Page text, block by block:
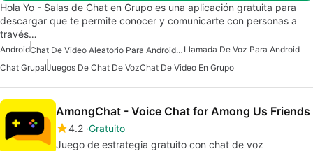
Hola Yo - Salas de Chat en Grupo es una aplicación gratuita para
descargar que te permite conocer y comunicarte con personas a
través…
Android Chat De Video Aleatorio Para Android Gratis Llamada De Voz Para Android
Chat GrupalJuegos De Chat De VozChat De Video En Grupo
AmongChat - Voice Chat for Among Us Friends
4.2 Gratuito
Juego de estrategia gratuito con chat de voz